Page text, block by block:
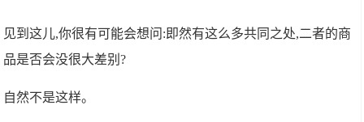
见到这儿,你很有可能会想问:即然有这么多共同之处,二者的商
品是否会没很大差别?
自然不是这样。